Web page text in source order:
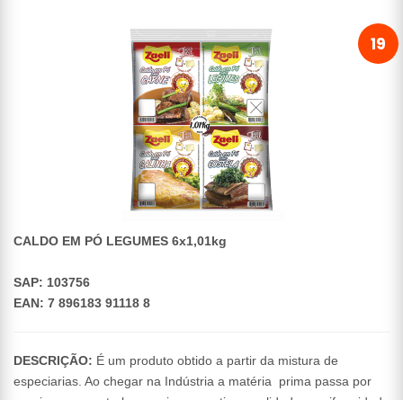
19
CALDO EM PÓ LEGUMES 6x1,01kg
SAP: 103756
EAN: 7 896183 91118 8
DESCRIÇÃO: É um produto obtido a partir da mistura de
especiarias. Ao chegar na Indústria a matéria prima passa por